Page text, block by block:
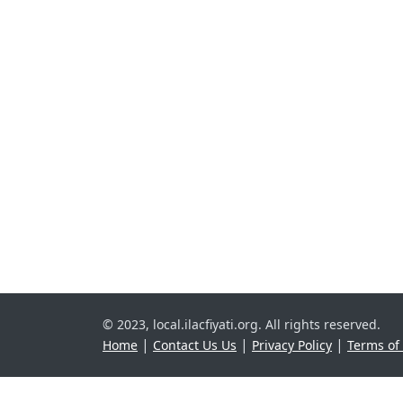
© 2023, local.ilacfiyati.org. All rights reserved.
Home | Contact Us Us | Privacy Policy | Terms of